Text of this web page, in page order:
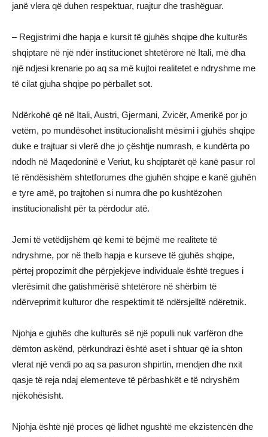
janë vlera që duhen respektuar, ruajtur dhe trashëguar.
– Regjistrimi dhe hapja e kursit të gjuhës shqipe dhe kulturës
shqiptare në një ndër institucionet shtetërore në Itali, më dha
një ndjesi krenarie po aq sa më kujtoi realitetet e ndryshme me
të cilat gjuha shqipe po përballet sot.
Ndërkohë që në Itali, Austri, Gjermani, Zvicër, Amerikë por jo
vetëm, po mundësohet institucionalisht mësimi i gjuhës shqipe
duke e trajtuar si vlerë dhe jo çështje numrash, e kundërta po
ndodh në Maqedoninë e Veriut, ku shqiptarët që kanë pasur rol
të rëndësishëm shtetforumes dhe gjuhën shqipe e kanë gjuhën
e tyre amë, po trajtohen si numra dhe po kushtëzohen
institucionalisht për ta përdodur atë.
Jemi të vetëdijshëm që kemi të bëjmë me realitete të
ndryshme, por në thelb hapja e kurseve të gjuhës shqipe,
përtej propozimit dhe përpjekjeve individuale është tregues i
vlerësimit dhe gatishmërisë shtetërore në shërbim të
ndërveprimit kulturor dhe respektimit të ndërsjelltë ndëretnik.
Njohja e gjuhës dhe kulturës së një populli nuk varfëron dhe
dëmton askënd, përkundrazi është aset i shtuar që ia shton
vlerat një vendi po aq sa pasuron shpirtin, mendjen dhe nxit
qasje të reja ndaj elementeve të përbashkët e të ndryshëm
njëkohësisht.
Njohja është një proces që lidhet ngushtë me ekzistencën dhe